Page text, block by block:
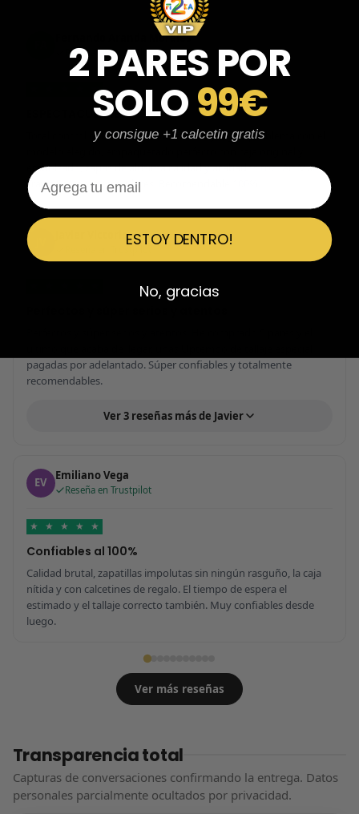
Fernando Aranda Morales
Reseña en Trustpilot
★
ESPECTACULARES
Total control del pedido, te avisan si hay algún problema con el
embolsado, zapas de altísima calidad y acabados top. Air Max y
Travis Scott espectaculares. Recomendable 100%.
Javier Victorio
pagadas por adelantado. Súper confiables y totalmente
recomendables.
Ver 3 reseñas más de Javier
EV Emiliano Vega
Reseña en Trustpilot
★ ★ ★ ★ ★
Confiables al 100%
Calidad brutal, zapatillas impolutas sin ningún rasguño, la caja
nítida y con calcetines de regalo. El tiempo de espera el
estimado y el tallaje correcto también. Muy confiables desde
luego.
Ver más reseñas
Transparencia total
Capturas de conversaciones confirmando la entrega. Datos
personales parcialmente ocultados por privacidad.
2 PARES POR
SOLO99€
y consigue +1 calcetin gratis
Email
ESTOY DENTRO!
No, gracias